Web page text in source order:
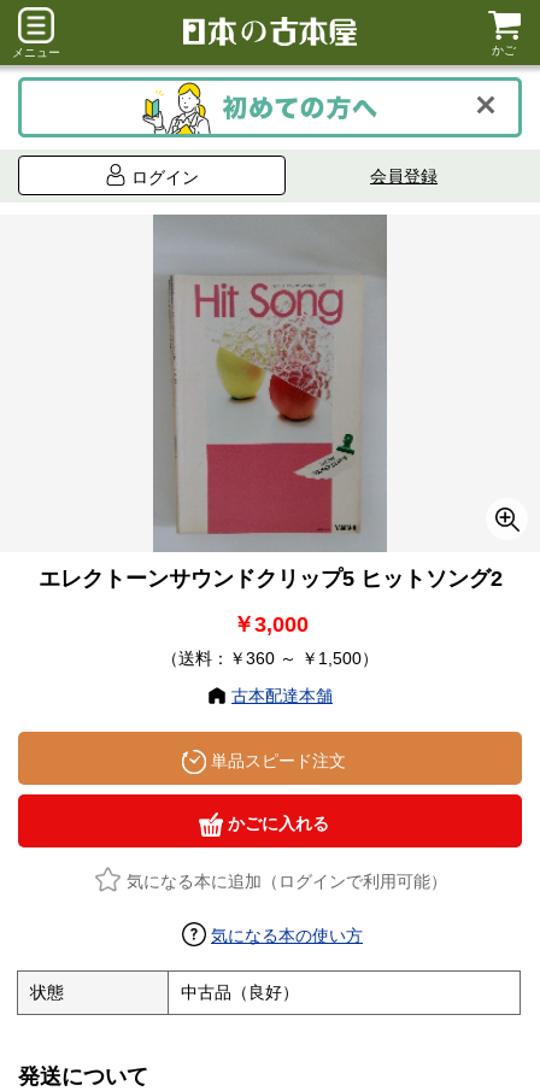
メニュー かご
ログイン 会員登録
エレクトーンサウンドクリップ5 ヒットソング2
￥3,000
（送料：￥360 ～ ￥1,500）
古本配達本舗
単品スピード注文
かごに入れる
気になる本に追加（ログインで利用可能）
気になる本の使い方
状態 中古品（良好）
発送について